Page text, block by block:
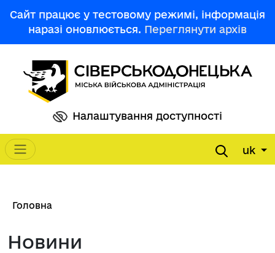
Сайт працює у тестовому режимі, інформація
наразі оновлюється. Переглянути архів
Налаштування доступності
Main navigation uk
Рядок навіґації
Головна
Новини